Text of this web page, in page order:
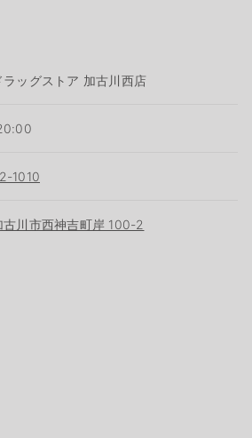
ラッグストア 加古川西店
1010
古川市西神吉町岸 100-2